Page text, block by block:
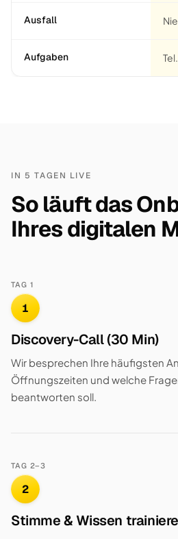
Ausfall Nie
Aufgaben
IN 5 TAGEN LIVE
So läuft das
Ihres digitalen
TAG 1
1
Discovery-Call (30 Min)
Wir besprechen Ihre häufigsten
Öffnungszeiten und welche
beantworten soll.
TAG 2–3
2
Stimme & Wissen